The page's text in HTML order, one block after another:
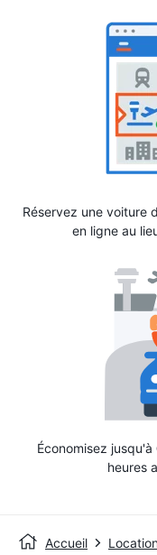
Réservez une voiture
en ligne au
Économisez jusqu'à
heures
Accueil